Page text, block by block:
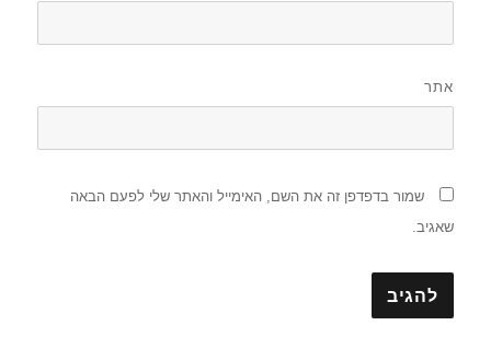
אתר
שמור בדפדפן זה את השם, האימייל והאתר שלי לפעם הבאה
שאגיב.